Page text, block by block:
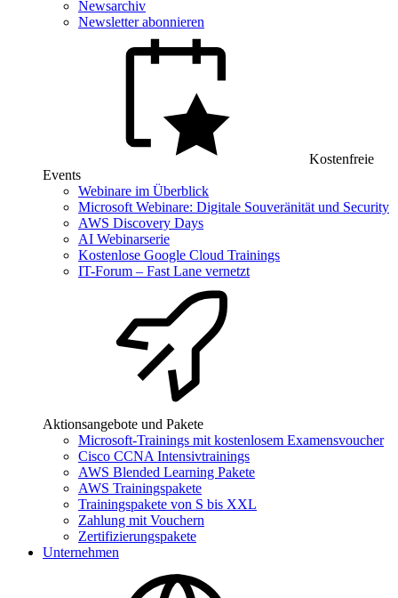
Newsarchiv
Newsletter abonnieren
Kostenfreie
Events
Webinare im Überblick
Microsoft Webinare: Digitale Souveränität und Security
AWS Discovery Days
AI Webinarserie
Kostenlose Google Cloud Trainings
IT-Forum – Fast Lane vernetzt
Aktionsangebote und Pakete
Microsoft-Trainings mit kostenlosem Examensvoucher
Cisco CCNA Intensivtrainings
AWS Blended Learning Pakete
AWS Trainingspakete
Trainingspakete von S bis XXL
Zahlung mit Vouchern
Zertifizierungspakete
Unternehmen